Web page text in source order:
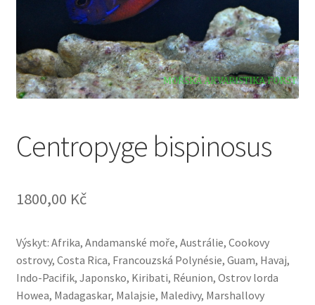
Centropyge bispinosus
1800,00 Kč
Výskyt: Afrika, Andamanské moře, Austrálie, Cookovy
ostrovy, Costa Rica, Francouzská Polynésie, Guam, Havaj,
Indo-Pacifik, Japonsko, Kiribati, Réunion, Ostrov lorda
Howea, Madagaskar, Malajsie, Maledivy, Marshallovy